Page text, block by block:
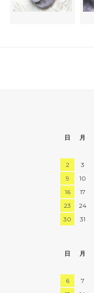
日
月
2
3
9
10
16
17
23
24
30
31
日
月
6
7